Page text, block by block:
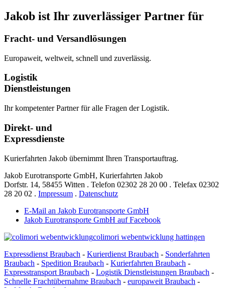
Jakob ist Ihr zuverlässiger Partner für
Fracht- und Versandlösungen
Europaweit, weltweit, schnell und zuverlässig.
Logistik
Dienstleistungen
Ihr kompetenter Partner für alle Fragen der Logistik.
Direkt- und
Expressdienste
Kurierfahrten Jakob übernimmt Ihren Transportauftrag.
Jakob Eurotransporte GmbH, Kurierfahrten Jakob
Dorfstr. 14, 58455 Witten . Telefon 02302 28 20 00 . Telefax 02302
28 20 02 . Impressum . Datenschutz
E-Mail an Jakob Eurotransporte GmbH
Jakob Eurotransporte GmbH auf Facebook
colimori webentwicklung hattingen
Expressdienst Braubach - Kurierdienst Braubach - Sonderfahrten
Braubach - Spedition Braubach - Kurierfahrten Braubach -
Expresstransport Braubach - Logistik Dienstleistungen Braubach -
Schnelle Frachtübernahme Braubach - europaweit Braubach -